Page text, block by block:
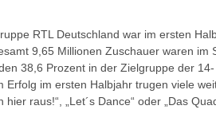
RTL Deutschland war im ersten
9,65 Millionen Zuschauer waren im
38,6 Prozent in der Zielgruppe der
im ersten Halbjahr trugen viele
raus!“, „Let´s Dance“ oder „Das